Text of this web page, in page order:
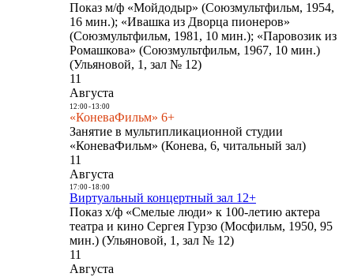
Показ м/ф «Мойдодыр» (Союзмультфильм, 1954,
16 мин.); «Ивашка из Дворца пионеров»
(Союзмультфильм, 1981, 10 мин.); «Паровозик из
Ромашкова» (Союзмультфильм, 1967, 10 мин.)
(Ульяновой, 1, зал № 12)
11
Августа
12:00- 13:00
«КоневаФильм» 6+
Занятие в мультипликационной студии
«КоневаФильм» (Конева, 6, читальный зал)
11
Августа
17:00- 18:00
Виртуальный концертный зал 12+
Показ х/ф «Смелые люди» к 100-летию актера
театра и кино Сергея Гурзо (Мосфильм, 1950, 95
мин.) (Ульяновой, 1, зал № 12)
11
Августа